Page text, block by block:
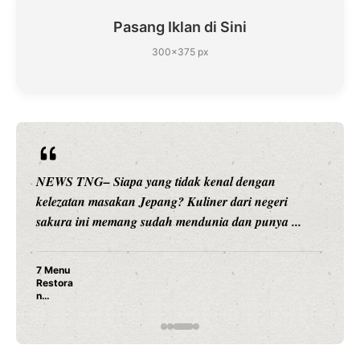
Pasang Iklan di Sini
300×375 px
NEWS TNG– Siapa sangka, dua nama besar di dunia
hiburan, Nunung Srimulat dan Vicky Prasetyo, kini
merambah dunia kuliner dengan ...
Nunung Srimulat & Vicky Prasetyo Buka Restoran
Rahasia Mami Bikin Nagih!